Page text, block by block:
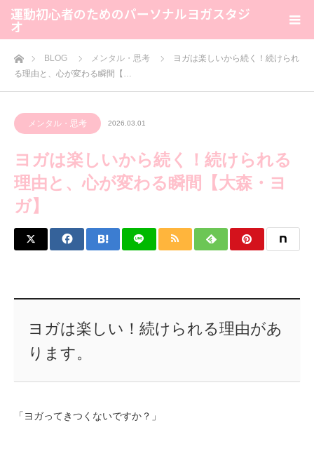
運動初心者のためのパーソナルヨガスタジ
オ
ホームBLOG メンタル・思考
ヨガは楽しいから続く！続けられ
る理由と、心が変わる瞬間【…
メンタル・思考 2026.03.01
ヨガは楽しいから続く！続けられる
理由と、心が変わる瞬間【大森・ヨ
ガ】
ヨガは楽しい！続けられる理由があ
ります。
「ヨガってきつくないですか？」